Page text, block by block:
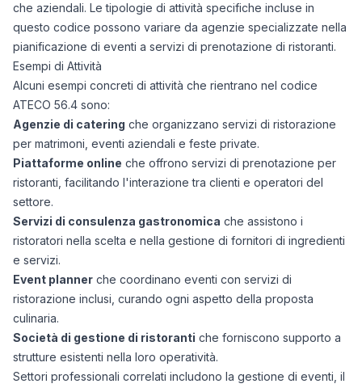
che aziendali. Le tipologie di attività specifiche incluse in
questo codice possono variare da agenzie specializzate nella
pianificazione di eventi a servizi di prenotazione di ristoranti.
Esempi di Attività
Alcuni esempi concreti di attività che rientrano nel codice
ATECO 56.4 sono:
Agenzie di catering che organizzano servizi di ristorazione
per matrimoni, eventi aziendali e feste private.
Piattaforme online che offrono servizi di prenotazione per
ristoranti, facilitando l'interazione tra clienti e operatori del
settore.
Servizi di consulenza gastronomica che assistono i
ristoratori nella scelta e nella gestione di fornitori di ingredienti
e servizi.
Event planner che coordinano eventi con servizi di
ristorazione inclusi, curando ogni aspetto della proposta
culinaria.
Società di gestione di ristoranti che forniscono supporto a
strutture esistenti nella loro operatività.
Settori professionali correlati includono la gestione di eventi, il